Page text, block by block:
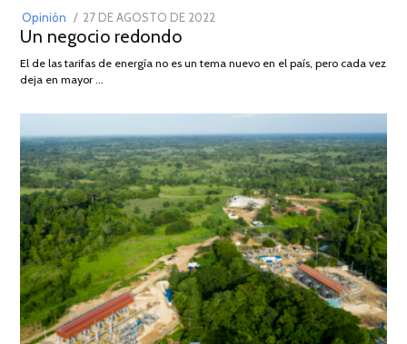
Opinión
POSTED
ON
27 DE AGOSTO DE 2022
DE
Un negocio redondo
El de las tarifas de energía no es un tema nuevo en el país, pero cada vez
deja en mayor …